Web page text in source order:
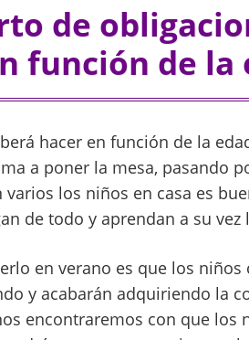
de
función de la
hacer en función de la
a poner la mesa, pasando
los niños en casa es
de todo y aprendan a su
en verano es que los
y acabarán adquiriendo la
encontraremos con que los